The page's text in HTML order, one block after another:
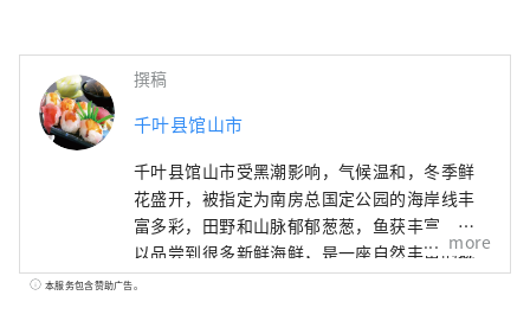
撰稿
千叶县馆山市
千叶县馆山市受黑潮影响，气候温和，冬季鲜
花盛开，被指定为南房总国定公园的海岸线丰
富多彩，田野和山脉郁郁葱葱，鱼获丰富，可
以品尝到很多新鲜海鲜，是一座自然丰富的城
市。 这里也是一座充满历史和浪漫气息的小
more
本服务包含赞助广告。